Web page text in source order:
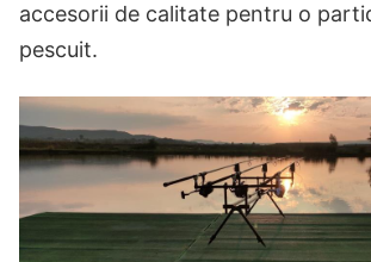
accesorii de calitate pentru o
pescuit.